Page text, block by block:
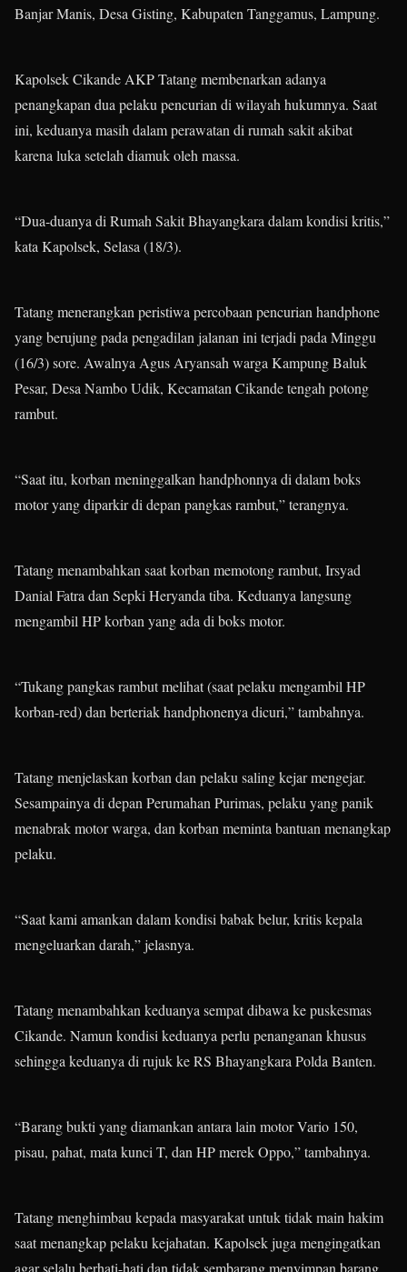
Banjar Manis, Desa Gisting, Kabupaten Tanggamus, Lampung.
Kapolsek Cikande AKP Tatang membenarkan adanya
penangkapan dua pelaku pencurian di wilayah hukumnya. Saat
ini, keduanya masih dalam perawatan di rumah sakit akibat
karena luka setelah diamuk oleh massa.
“Dua-duanya di Rumah Sakit Bhayangkara dalam kondisi kritis,”
kata Kapolsek, Selasa (18/3).
Tatang menerangkan peristiwa percobaan pencurian handphone
yang berujung pada pengadilan jalanan ini terjadi pada Minggu
(16/3) sore. Awalnya Agus Aryansah warga Kampung Baluk
Pesar, Desa Nambo Udik, Kecamatan Cikande tengah potong
rambut.
“Saat itu, korban meninggalkan handphonnya di dalam boks
motor yang diparkir di depan pangkas rambut,” terangnya.
Tatang menambahkan saat korban memotong rambut, Irsyad
Danial Fatra dan Sepki Heryanda tiba. Keduanya langsung
mengambil HP korban yang ada di boks motor.
“Tukang pangkas rambut melihat (saat pelaku mengambil HP
korban-red) dan berteriak handphonenya dicuri,” tambahnya.
Tatang menjelaskan korban dan pelaku saling kejar mengejar.
Sesampainya di depan Perumahan Purimas, pelaku yang panik
menabrak motor warga, dan korban meminta bantuan menangkap
pelaku.
“Saat kami amankan dalam kondisi babak belur, kritis kepala
mengeluarkan darah,” jelasnya.
Tatang menambahkan keduanya sempat dibawa ke puskesmas
Cikande. Namun kondisi keduanya perlu penanganan khusus
sehingga keduanya di rujuk ke RS Bhayangkara Polda Banten.
“Barang bukti yang diamankan antara lain motor Vario 150,
pisau, pahat, mata kunci T, dan HP merek Oppo,” tambahnya.
Tatang menghimbau kepada masyarakat untuk tidak main hakim
saat menangkap pelaku kejahatan. Kapolsek juga mengingatkan
agar selalu berhati-hati dan tidak sembarang menyimpan barang